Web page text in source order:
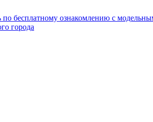
бесплатному ознакомлению с
города